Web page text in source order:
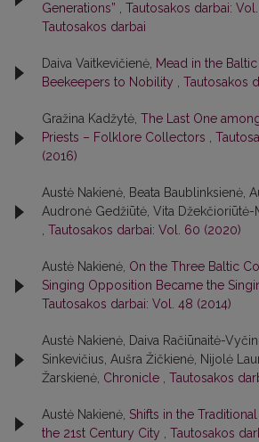
Generations” , Tautosakos darbai:
Tautosakos darbai
Daiva Vaitkevičienė, Mead in the
Beekeepers to Nobility , Tautosakos
Gražina Kadžytė, The Last One
Priests – Folklore Collectors ,
(2016)
Austė Nakienė, Beata Baublinksienė,
Audronė Gedžiūtė, Vita Džekčioriūtė-
, Tautosakos darbai: Vol. 60 (2020)
Austė Nakienė, On the Three Baltic
Singing Opposition Became the
Tautosakos darbai: Vol. 48 (2014)
Austė Nakienė, Daiva Račiūnaitė-
Sinkevičius, Aušra Žičkienė, Nijolė
Žarskienė, Chronicle , Tautosakos
Austė Nakienė, Shifts in the
the 21st Century City , Tautosakos